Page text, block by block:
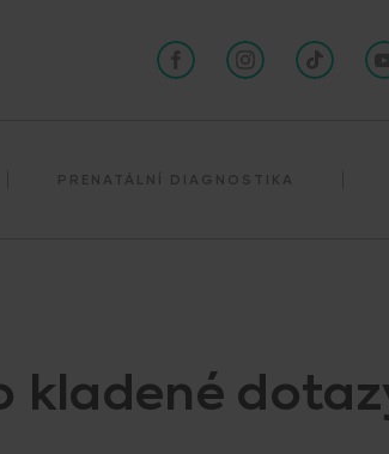
PRENATÁLNÍ DIAGNOSTIKA
kladené